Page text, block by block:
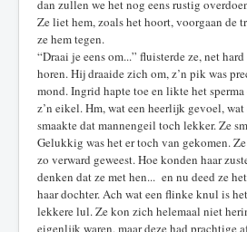
dan zullen we het nog eens rustig
Ze liet hem, zoals het hoort, voorgaan de
ze hem tegen.
“Draai je eens om...” fluisterde ze, net
horen. Hij draaide zich om, z’n pik was
mond. Ingrid hapte toe en likte het sperma
z’n eikel. Hm, wat een heerlijk gevoel,
smaakte dat mannengeil toch lekker. Ze
Gelukkig was het er toch van gekomen.
zo verward geweest. Hoe konden haar
denken dat ze met hen... en nu deed ze
haar dochter. Ach wat een flinke knul is
lekkere lul. Ze kon zich helemaal niet
eigenlijk waren, maar deze had prachtige